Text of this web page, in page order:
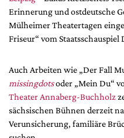
Erinnerung und ostdeutsche
Mülheimer Theatertagen
Friseur“ vom Staatsschauspiel
Auch Arbeiten wie „Der Fall
missingdotsoder „Mein Du“
Theater Annaberg-Buchholz
sächsischen Bühnen derzeit
Verunsicherung, familiäre